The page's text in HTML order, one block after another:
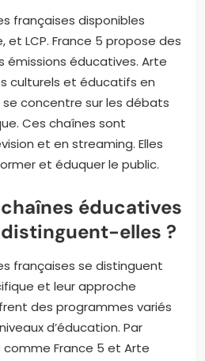
françaises disponibles
et LCP. France 5 propose des
éducatives. Arte
culturels et éducatifs en
se concentre sur les débats
Ces chaînes sont
et en streaming. Elles
et éduquer le public.
éducatives
elles ?
françaises se distinguent
et leur approche
des programmes variés
d’éducation. Par
France 5 et Arte